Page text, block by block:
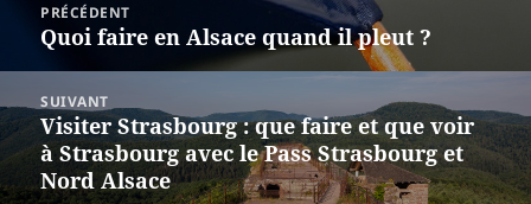
l’article
PRÉCÉDENT
Article
Quoi faire en Alsace quand il pleut ?
SUIVANT
Article
suivant :
Visiter Strasbourg : que faire et que voir
à Strasbourg avec le Pass Strasbourg et
Nord Alsace